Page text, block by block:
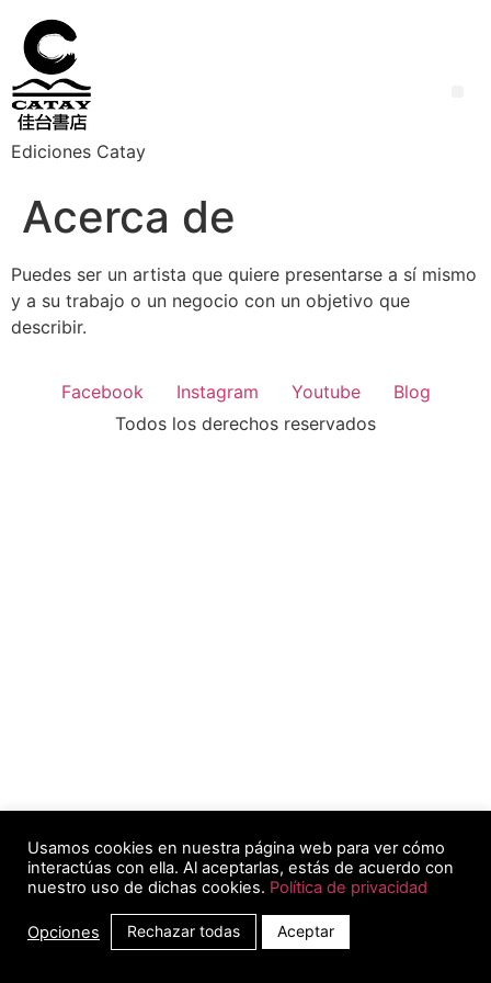
Ediciones Catay
Acerca de
Puedes ser un artista que quiere presentarse a sí mismo
y a su trabajo o un negocio con un objetivo que
describir.
Facebook Instagram Youtube
Blog
Todos los derechos reservados
Usamos cookies en nuestra página web para ver cómo
interactúas con ella. Al aceptarlas, estás de acuerdo con
nuestro uso de dichas cookies. Política de privacidad
Opciones Rechazar todas Aceptar